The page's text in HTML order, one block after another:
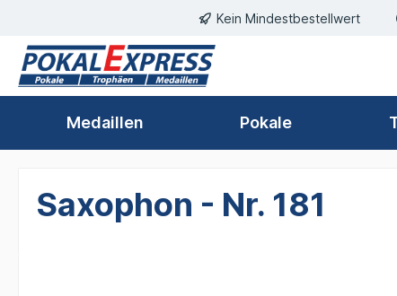
Zur Hauptnavigation springenKein Mindestbestellwert
Medaillen Pokale
Saxophon - Nr. 181